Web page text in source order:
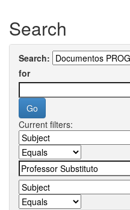
Search
Search:
for
Current filters: